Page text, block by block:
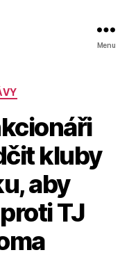
Menu
kluby
aby
TJ
t